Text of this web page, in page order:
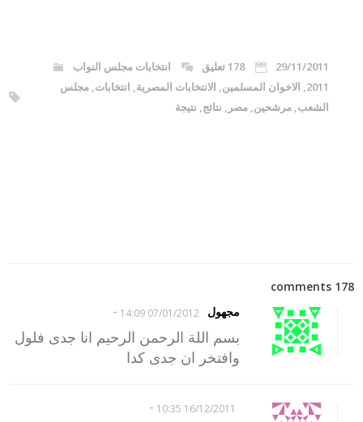
29/11/2011 178 تعليق
انتخابات مجلس النواب
2011
, الاخوان المسلمين, الانتخابات المصرية, انتخابات,مجلس
الشعب,مرشحين,مصر , نتائج, نتيجة
178 comments
مجهول
07/01/2012 14:09
-
بسم اللة الرحمن الرحيم انا جدى فلول
وافتخر ان جدى كدا
16/12/2011 10:35
-